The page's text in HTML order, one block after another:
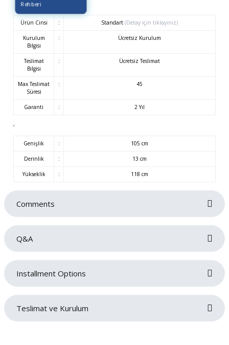
Rehberi
Ürün Cinsi : Standart (Detay için tıklayınız)
Kurulum
Bilgisi
: Ücretsiz Kurulum
Teslimat
Bilgisi
: Ücretsiz Teslimat
Max Teslimat
Süresi
: 45
Garanti : 2 Yıl
,
Genişlik : 105 cm
Derinlik : 13 cm
Yükseklik : 118 cm
Comments
Q&A
No questions have been asked about this product yet.
Installment Options
Teslimat ve Kurulum